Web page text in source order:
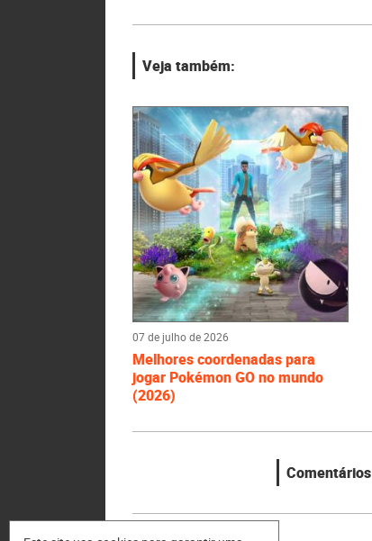
Veja também:
07 de julho de 2026
Melhores coordenadas para
jogar Pokémon GO no mundo
(2026)
Comentários